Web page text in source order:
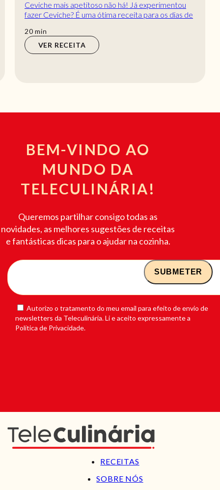
Ceviche mais apetitoso não há! Já experimentou
fazer Ceviche? É uma ótima receita para os dias de
20min
min
VER RECEITA
BEM-VINDO AO
MUNDO DA
TELECULINÁRIA!
Queremos partilhar consigo todas as
novidades, as melhores sugestões de receitas
e fantásticas dicas para o ajudar na cozinha.
Autorizo o tratamento do meu email para efeito de envio de
newsletters da Teleculinária. Li e aceito expressamente a
Política de Privacidade.
RECEITAS
SOBRE NÓS